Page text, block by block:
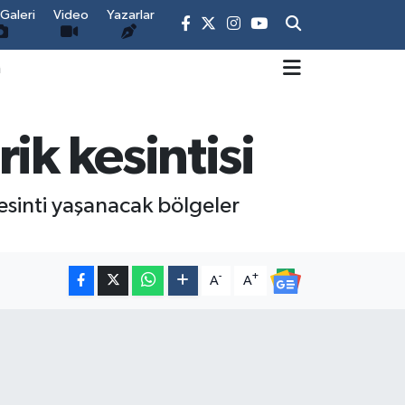
Video Yazarlar
kesintisi
yaşanacak bölgeler
A- A+